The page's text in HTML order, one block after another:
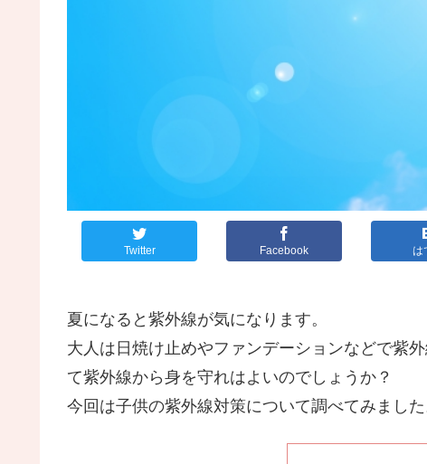
Twitter Facebook は
夏になると紫外線が気になります。
大人は日焼け止めやファンデーションなどで紫
て紫外線から身を守れはよいのでしょうか？
今回は子供の紫外線対策について調べてみました